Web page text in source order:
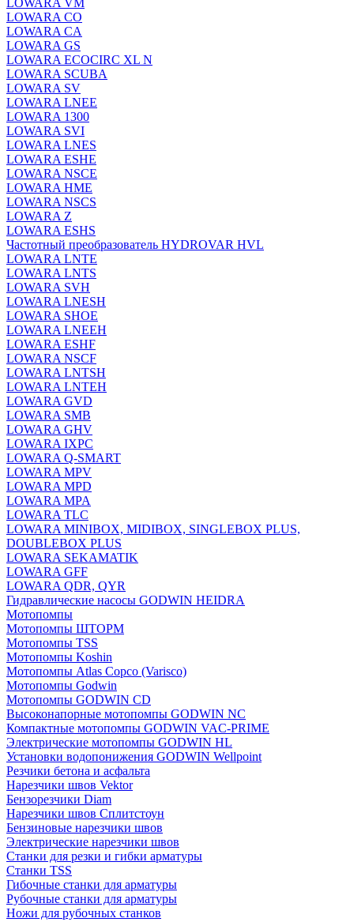
LOWARA VM
LOWARA CO
LOWARA CA
LOWARA GS
LOWARA ECOCIRC XL N
LOWARA SCUBA
LOWARA SV
LOWARA LNEE
LOWARA 1300
LOWARA SVI
LOWARA LNES
LOWARA ESHE
LOWARA NSCE
LOWARA HME
LOWARA NSCS
LOWARA Z
LOWARA ESHS
Частотный преобразователь HYDROVAR HVL
LOWARA LNTE
LOWARA LNTS
LOWARA SVH
LOWARA LNESH
LOWARA SHOE
LOWARA LNEEH
LOWARA ESHF
LOWARA NSCF
LOWARA LNTSH
LOWARA LNTEH
LOWARA GVD
LOWARA SMB
LOWARA GHV
LOWARA IXPС
LOWARA Q-SMART
LOWARA MPV
LOWARA MPD
LOWARA MPA
LOWARA TLC
LOWARA MINIBOX, MIDIBOX, SINGLEBOX PLUS,
DOUBLEBOX PLUS
LOWARA SEKAMATIK
LOWARA GFF
LOWARA QDR, QYR
Гидравлические насосы GODWIN HEIDRA
Мотопомпы
Мотопомпы ШТОРМ
Мотопомпы TSS
Мотопомпы Koshin
Мотопомпы Atlas Copco (Varisco)
Мотопомпы Godwin
Мотопомпы GODWIN CD
Высоконапорные мотопомпы GODWIN NC
Компактные мотопомпы GODWIN VAC-PRIME
Электрические мотопомпы GODWIN HL
Установки водопонижения GODWIN Wellpoint
Резчики бетона и асфальта
Нарезчики швов Vektor
Бензорезчики Diam
Нарезчики швов Сплитстоун
Бензиновые нарезчики швов
Электрические нарезчики швов
Станки для резки и гибки арматуры
Станки TSS
Гибочные станки для арматуры
Рубочные станки для арматуры
Ножи для рубочных станков